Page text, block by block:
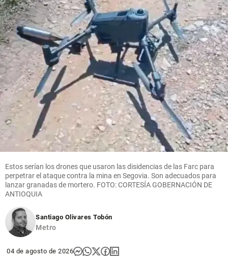
Estos serían los drones que usaron las disidencias de las Farc para
perpetrar el ataque contra la mina en Segovia. Son adecuados para
lanzar granadas de mortero. FOTO: CORTESÍA GOBERNACIÓN DE
ANTIOQUIA
Santiago Olivares Tobón
Metro
04 de agosto de 2026